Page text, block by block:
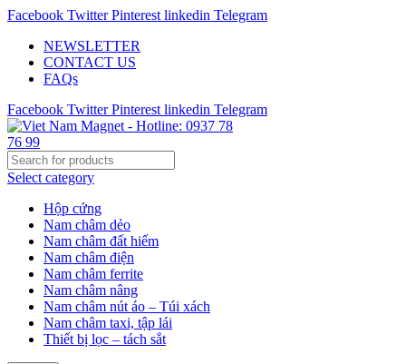
Facebook Twitter Pinterest linkedin Telegram
NEWSLETTER
CONTACT US
FAQs
Facebook Twitter Pinterest linkedin Telegram
Select category
Hộp cứng
Nam châm dẻo
Nam châm đất hiếm
Nam châm điện
Nam châm ferrite
Nam châm nâng
Nam châm nút áo – Túi xách
Nam châm taxi, tập lái
Thiết bị lọc – tách sắt